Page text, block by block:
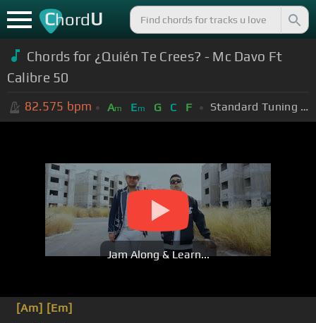
ChordU
Chords for ¿Quién Te Crees? - Mc Davo Ft
Calibre 50
82.575 bpm Am Em G C F Standard Tuning (EADGBE)
Jam Along & Learn...
[Am] [Em]